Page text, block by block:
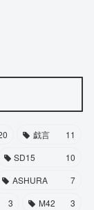
戯言
11
SD15
10
ASHURA
7
3 M42
3